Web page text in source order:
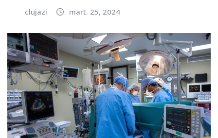
clujazi mart. 25, 2024